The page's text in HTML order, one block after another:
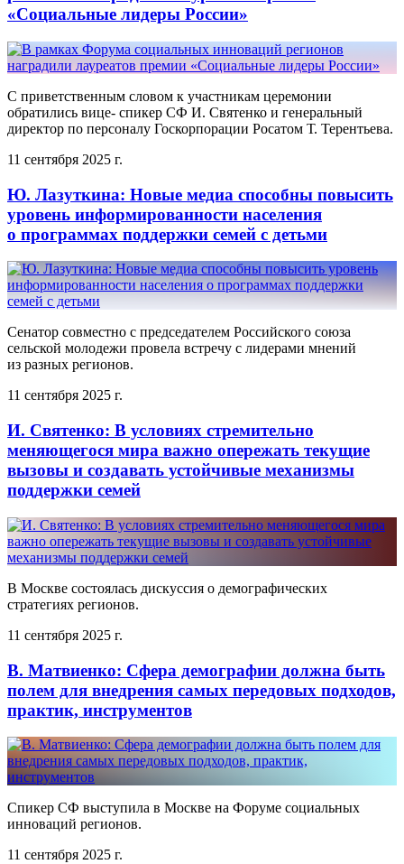
«Социальные лидеры России»
С приветственным словом к участникам церемонии
обратились вице- спикер СФ И. Святенко и генеральный
директор по персоналу Госкорпорации Росатом Т. Терентьева.
11 сентября 2025 г.
Ю. Лазуткина: Новые медиа способны повысить
уровень информированности населения
о программах поддержки семей с детьми
Сенатор совместно с председателем Российского союза
сельской молодежи провела встречу с лидерами мнений
из разных регионов.
11 сентября 2025 г.
И. Святенко: В условиях стремительно
меняющегося мира важно опережать текущие
вызовы и создавать устойчивые механизмы
поддержки семей
В Москве состоялась дискуссия о демографических
стратегиях регионов.
11 сентября 2025 г.
В. Матвиенко: Сфера демографии должна быть
полем для внедрения самых передовых подходов,
практик, инструментов
Спикер СФ выступила в Москве на Форуме социальных
инноваций регионов.
11 сентября 2025 г.